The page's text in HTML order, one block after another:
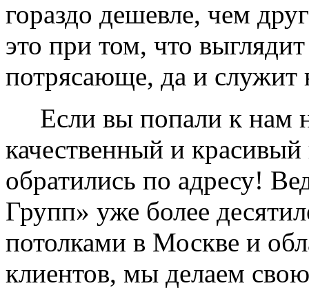
гораздо дешевле, чем
это при том, что
потрясающе, да и служит
Если вы попали к нам
качественный и
обратились по адресу!
Групп» уже более
потолками в Москве и
клиентов, мы делаем